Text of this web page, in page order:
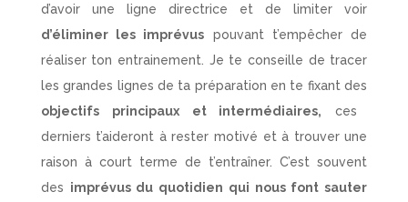
d’avoir une ligne directrice et de limiter voir
d’éliminer les imprévus pouvant t’empêcher de
réaliser ton entrainement. Je te conseille de tracer
les grandes lignes de ta préparation en te fixant des
objectifs principaux et intermédiaires, ces
derniers t’aideront à rester motivé et à trouver une
raison à court terme de t’entraîner. C’est souvent
des imprévus du quotidien qui nous font sauter